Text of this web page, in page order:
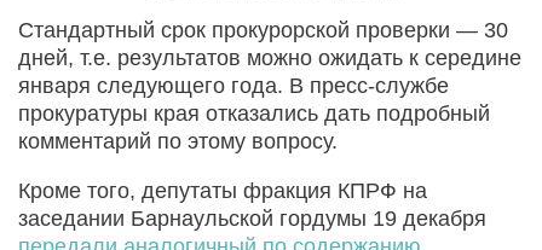
Стандартный срок прокурорской проверки — 30
дней, т.е. результатов можно ожидать к середине
января следующего года. В пресс-службе
прокуратуры края отказались дать подробный
комментарий по этому вопросу.
Кроме того, депутаты фракция КПРФ на
заседании Барнаульской гордумы 19 декабря